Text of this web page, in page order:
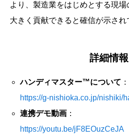
より、製造業をはじめとする現
大きく貢献できると確信が示され
詳細情報
ハンディマスター™について ：
https://g-nishioka.co.jp/nishiki/
連携デモ動画：
https://youtu.be/jF8EOuzCeJA